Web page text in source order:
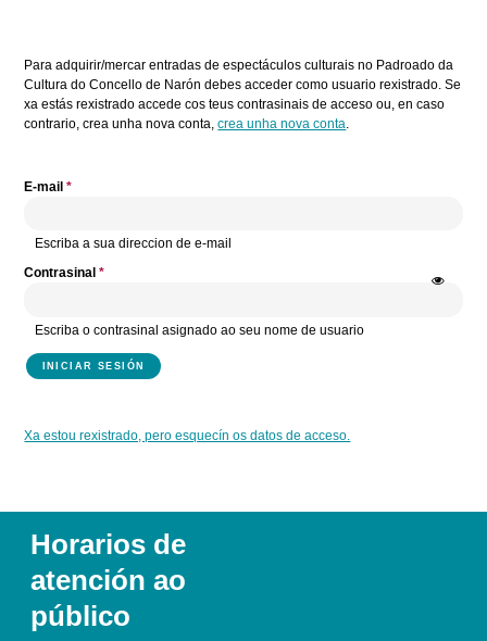
Para adquirir/mercar entradas de espectáculos culturais no Padroado da
Cultura do Concello de Narón debes acceder como usuario rexistrado. Se
xa estás rexistrado accede cos teus contrasinais de acceso ou, en caso
contrario, crea unha nova conta,crea unha nova conta
E-mail*
Escriba a sua direccion de e-mail
Contrasinal*
Escriba o contrasinal asignado ao seu nome de usuario
Xa estou rexistrado, pero esquecín os datos de acceso.
Horarios de
atención ao
público